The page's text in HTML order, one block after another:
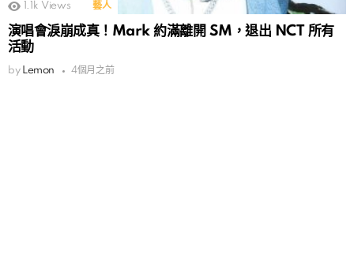
1.1k Views 藝人
演唱會淚崩成真！Mark 約滿離開 SM，退出 NCT 所有
活動
by Lemon 4個月之前